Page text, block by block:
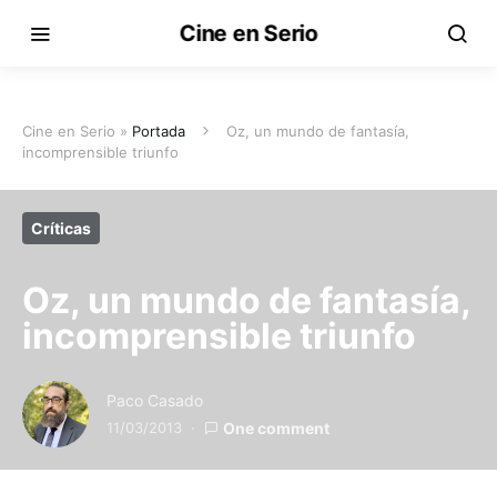
Cine en Serio
Cine en Serio » Portada
Oz, un mundo de fantasía,
incomprensible triunfo
Críticas
Oz, un mundo de fantasía,
incomprensible triunfo
Paco Casado
11/03/2013 One comment